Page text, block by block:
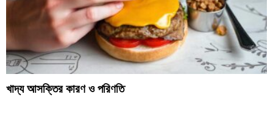
খাদ্য আসক্তির কারণ ও পরিণতি